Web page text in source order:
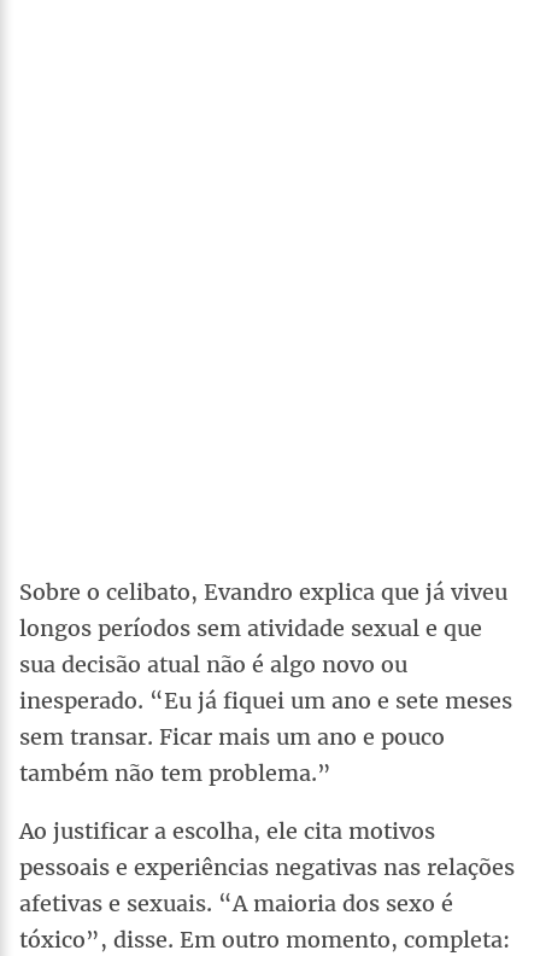
Sobre o celibato, Evandro explica que já viveu
longos períodos sem atividade sexual e que
sua decisão atual não é algo novo ou
inesperado. “Eu já fiquei um ano e sete meses
sem transar. Ficar mais um ano e pouco
também não tem problema.”
Ao justificar a escolha, ele cita motivos
pessoais e experiências negativas nas relações
afetivas e sexuais. “A maioria dos sexo é
tóxico”, disse. Em outro momento, completa: